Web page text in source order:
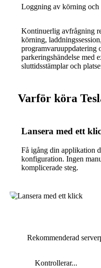
Loggning av körning och
Kontinuerlig avfrågning
körning, laddningssession,
programvaruuppdatering
parkeringshändelse med
sluttidsstämplar och
Varför köra
Lansera med ett
Få igång din applikation
konfiguration. Ingen
komplicerade steg.
Rekommenderad
Kontrollerar...